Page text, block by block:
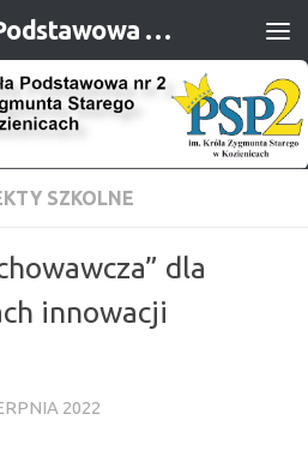
Publiczna Szkoła Podstawowa nr 2 im. Króla Zygmunta Starego w Kozienicach
SZKOLNE
dla
innowacji
2022